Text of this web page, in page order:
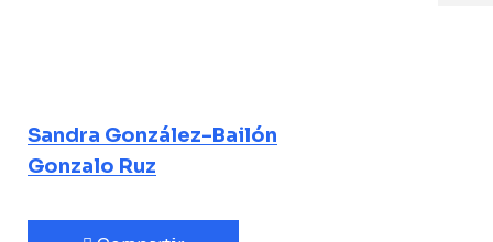
Sandra González-Bailón
Gonzalo Ruz